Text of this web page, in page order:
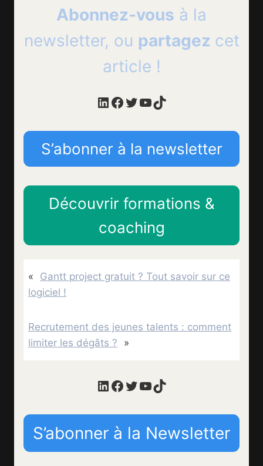
Abonnez-vous à la
newsletter, ou partagez cet
article !
LinkedIn Facebook Twitter YouTube TikTok
S’abonner à la newsletter
Découvrir formations &
coaching
«
Gantt project gratuit ? Tout savoir sur ce
logiciel !
Recrutement des jeunes talents : comment
limiter les dégâts ?
»
LinkedIn Facebook Twitter YouTube TikTok
S’abonner à la Newsletter